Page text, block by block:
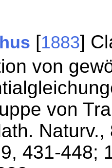
[1883]
von
von
431-448;